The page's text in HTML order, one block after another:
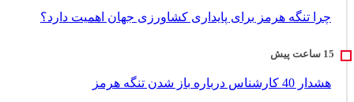
چرا تنگه هرمز برای پایداری کشاورزی جهان اهمیت دارد؟
هشدار 40 کارشناس درباره باز شدن تنگه هرمز